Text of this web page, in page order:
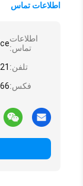
اطلاعات تماس
اطلاعات
تماس:
تلفن:
فکس: